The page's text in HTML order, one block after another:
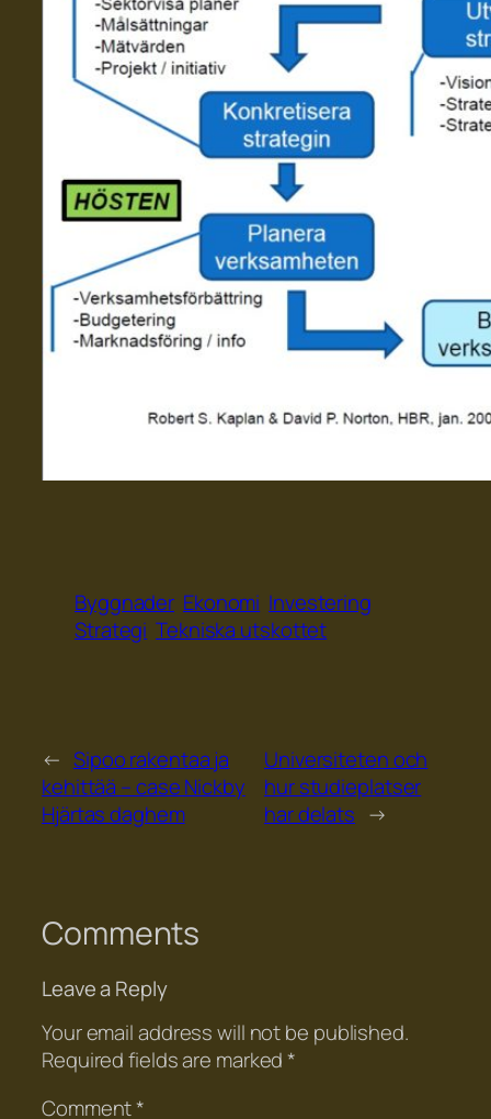
Byggnader Ekonomi Investering
Strategi Tekniska utskottet
← Sipoo rakentaa ja
kehittää – case Nickby
Hjärtas daghem
Universiteten och
hur studieplatser
har delats →
Comments
Leave a Reply
Your email address will not be published.
Required fields are marked*
Comment*